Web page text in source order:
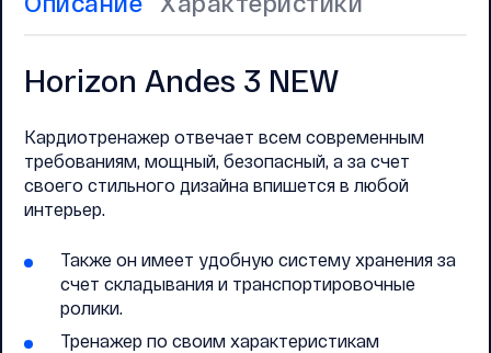
Horizon Andes 3 NEW
Кардиотренажер отвечает всем современным
требованиям, мощный, безопасный, а за счет
своего стильного дизайна впишется в любой
интерьер.
Также он имеет удобную систему хранения за
счет складывания и транспортировочные
ролики.
Тренажер по своим характеристикам